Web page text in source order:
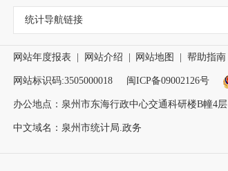
统计导航链接
网站年度报表 | 网站介绍 | 网站地图 | 帮助指南
网站标识码:3505000018 闽ICP备09002126号
办公地点：泉州市东海行政中心交通科研楼B幢4层
中文域名：泉州市统计局.政务